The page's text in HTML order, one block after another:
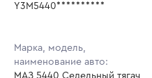
Y3M5440**********
Марка, модель,
наименование авто:
МАЗ 5440 Седельный тягач